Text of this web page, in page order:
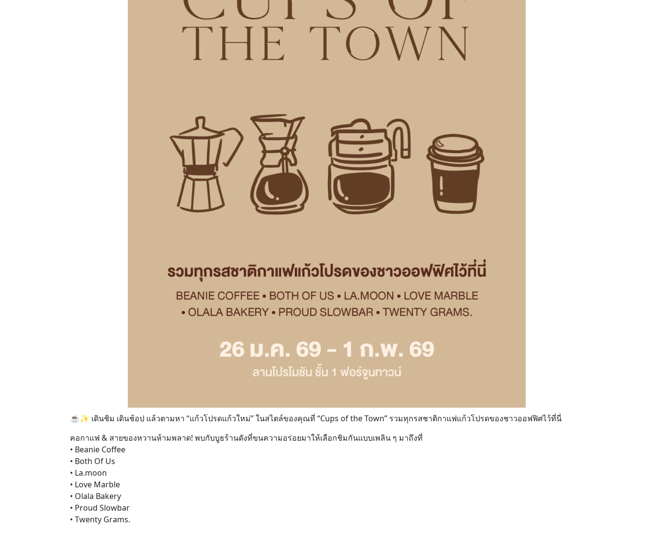
Search
☕✨ เดินชิม เดินช้อป แล้วตามหา “แก้วโปรดแก้วใหม่” ในสไตล์ของคุณที่ “Cups of the Town” รวมทุกรสชาติกาแฟแก้วโปรดของชาวออฟฟิศไว้ที่นี่
คอกาแฟ & สายของหวานห้ามพลาด! พบกับบูธร้านดังที่ขนความอร่อยมาให้เลือกชิมกันแบบเพลิน ๆ มาถึงที่
• Beanie Coffee
• Both Of Us
• La.moon
• Love Marble
• Olala Bakery
• Proud Slowbar
• Twenty Grams.